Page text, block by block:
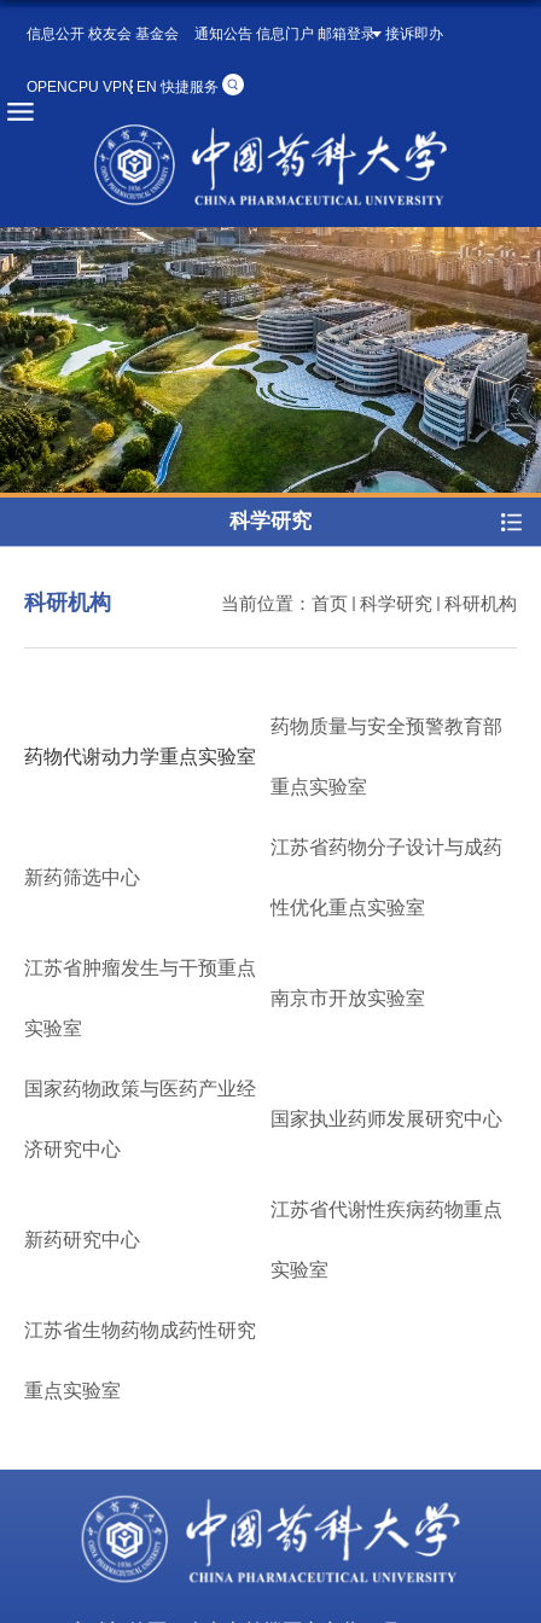
信息公开 校友会 基金会 通知公告 信息门户 邮箱登录 接诉即办
OPENCPU VPN EN 快捷服务
科学研究
当前位置： 首页 科学研究 科研机构
科研机构
药物代谢动力学重点实验室
药物质量与安全预警教育部
重点实验室
新药筛选中心
江苏省药物分子设计与成药
性优化重点实验室
江苏省肿瘤发生与干预重点
实验室
南京市开放实验室
国家药物政策与医药产业经
济研究中心
国家执业药师发展研究中心
新药研究中心
江苏省代谢性疾病药物重点
实验室
江苏省生物药物成药性研究
重点实验室